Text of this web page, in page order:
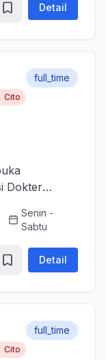
Detail
Cito
full_time
Dokter
yang
Senin -
Sabtu
Detail
Cito
full_time